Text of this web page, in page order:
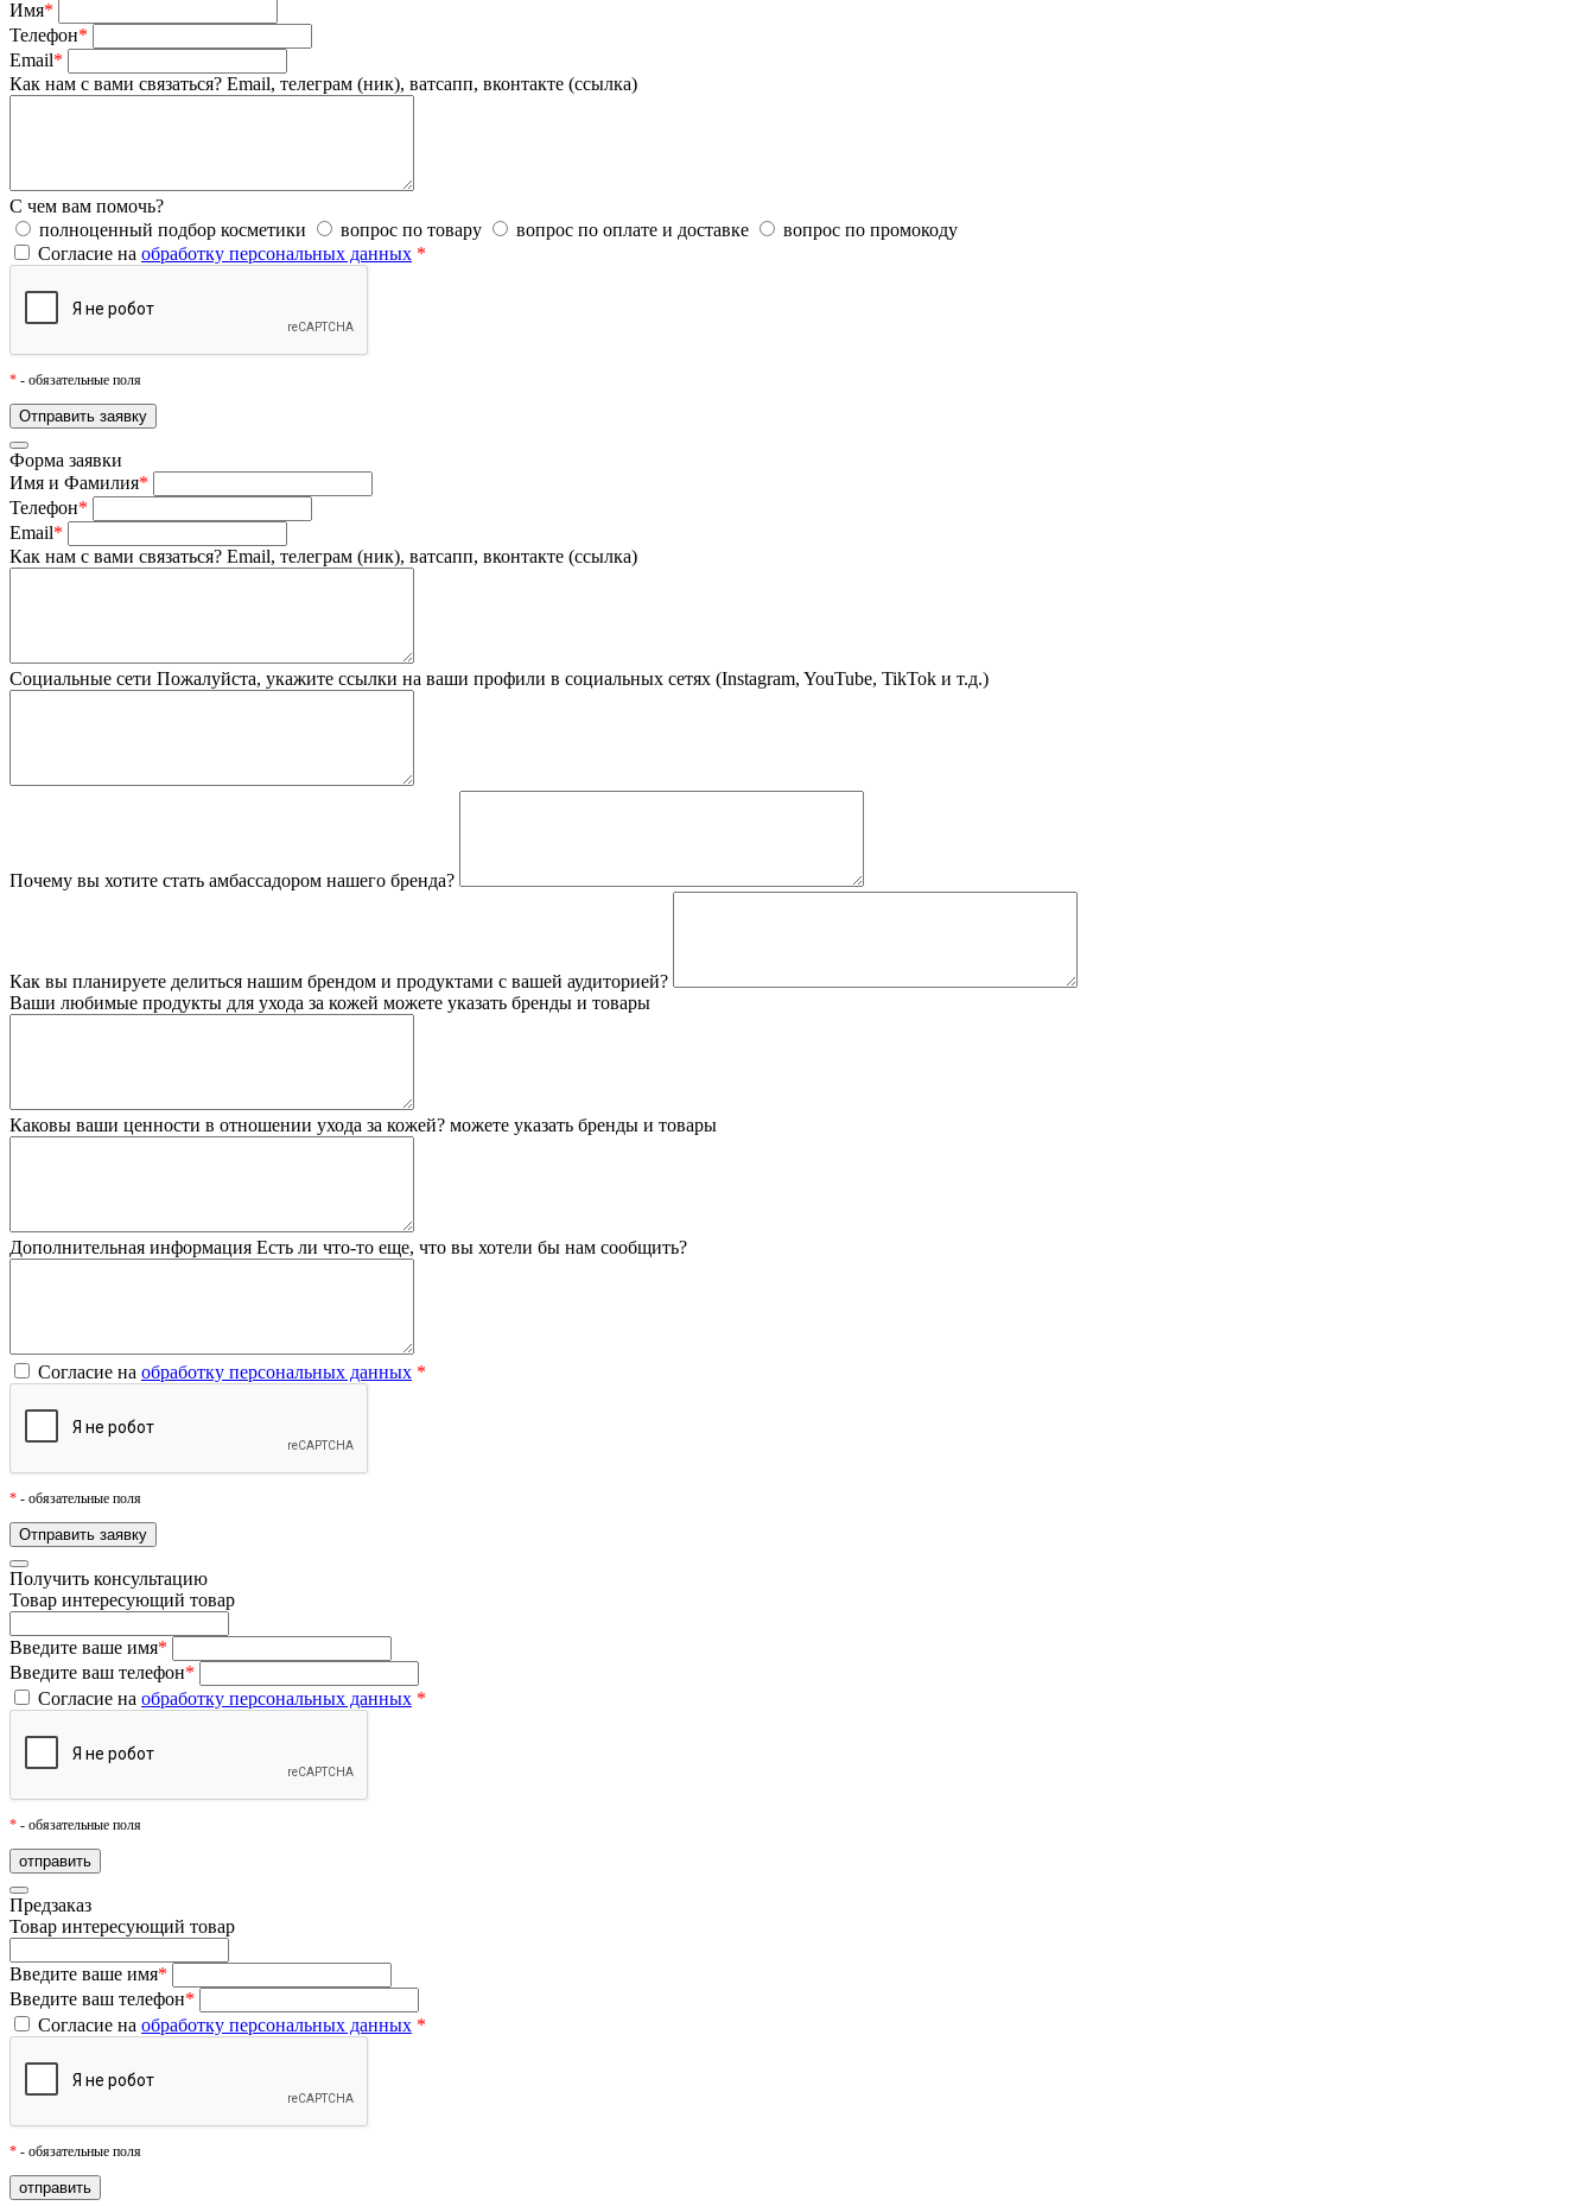
Имя*
Телефон*
Email*
Как нам с вами связаться? Email, телеграм (ник), ватсапп, вконтакте (ссылка)
С чем вам помочь?
полноценный подбор косметики
вопрос по товару вопрос по оплате и доставке
вопрос по промокоду
Согласие на обработку персональных данных *
* - обязательные поля
Форма заявки
Имя и Фамилия*
Телефон*
Email*
Как нам с вами связаться? Email, телеграм (ник), ватсапп, вконтакте (ссылка)
Социальные сети Пожалуйста, укажите ссылки на ваши профили в социальных сетях (Instagram, YouTube, TikTok и т.д.)
Почему вы хотите стать амбассадором нашего бренда?
Как вы планируете делиться нашим брендом и продуктами с вашей аудиторией?
Ваши любимые продукты для ухода за кожей можете указать бренды и товары
Каковы ваши ценности в отношении ухода за кожей? можете указать бренды и товары
Дополнительная информация Есть ли что-то еще, что вы хотели бы нам сообщить?
Согласие на обработку персональных данных *
* - обязательные поля
Получить консультацию
Товар интересующий товар
Введите ваше имя*
Введите ваш телефон*
Согласие на обработку персональных данных *
* - обязательные поля
Предзаказ
Товар интересующий товар
Введите ваше имя*
Введите ваш телефон*
Согласие на обработку персональных данных *
* - обязательные поля